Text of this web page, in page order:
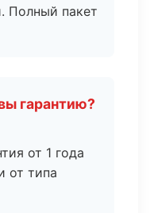
Полный пакет
гарантию?
от 1 года
от типа